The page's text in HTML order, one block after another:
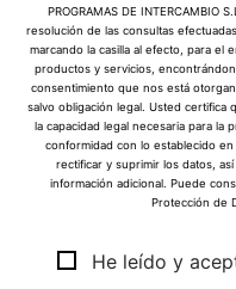
PROGRAMAS DE INTERCAMBIO
resolución de las consultas
marcando la casilla al efecto, para el
productos y servicios,
consentimiento que nos está
salvo obligación legal. Usted certifica
la capacidad legal necesaria para la
conformidad con lo establecido en
rectificar y suprimir los datos,
información adicional. Puede
Protección de
He leído y